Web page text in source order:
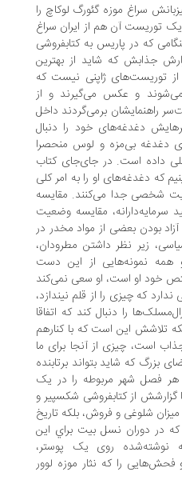
موزه گئورگ لوکاچ را
آن هم از ایران سراغ
در پاریس به کتابفروشی
که شاید از بهترین
ژاپنی نیست که
و عکس می‌گیرند و از
برمی‌گردند داخل
خود را دنبال
بی‌مزه‌ و لوس منحصرا
است. در جای‌جای کتاب
او را به امر کلی
جدا می‌کنند. مقایسه
مقایسه وضعیت
بعضی از مواد مخدر در
نظر داشتن مطرودان،
از این دست
او است، او سعی نمی‌کند
چیزی را از قلم نیندازد،
را دنبال کند که اتفاقا
این است که با کنارهم
چیزی از آنجا برای ما
شاید بتواند برتابنده
شهر مربوطه را در یک
از کتابفروشی شکسپیر و
و فروش، بلکه تاریخ
نسل بیت براي این
روی یک پوستر،
را که نثار موزه لوور